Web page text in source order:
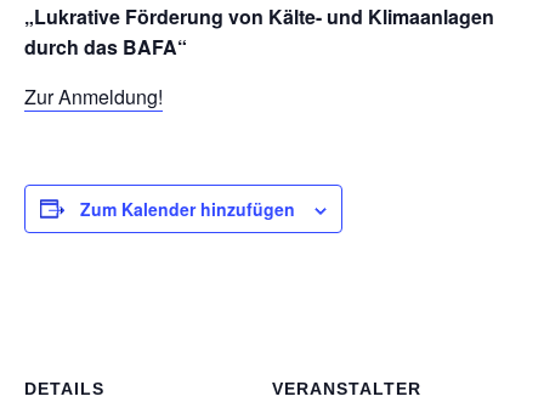
„Lukrative Förderung von Kälte- und Klimaanlagen
durch das BAFA“
Zur Anmeldung!
Zum Kalender hinzufügen
DETAILS VERANSTALTER